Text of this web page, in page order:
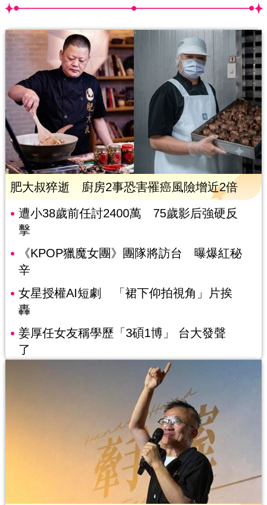
肥大叔猝逝 廚房2事恐害罹癌風險增近2倍
遭小38歲前任討2400萬 75歲影后強硬反
擊
《KPOP獵魔女團》團隊將訪台 曝爆紅秘
辛
女星授權AI短劇 「裙下仰拍視角」片挨
轟
姜厚任女友稱學歷「3碩1博」 台大發聲
了